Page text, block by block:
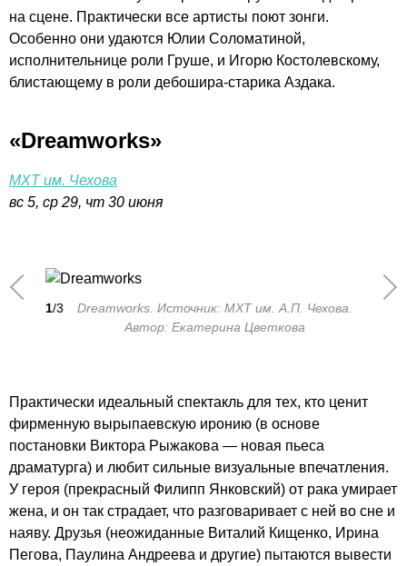
на сцене. Практически все артисты поют зонги.
Особенно они удаются Юлии Соломатиной,
исполнительнице роли Груше, и Игорю Костолевскому,
блистающему в роли дебошира-старика Аздака.
«Dreamworks»
МХТ им. Чехова
вс 5, ср 29, чт 30 июня
1/3
Dreamworks. Источник: МХТ им. А.П. Чехова.
Автор: Екатерина Цветкова
Практически идеальный спектакль для тех, кто ценит
фирменную вырыпаевскую иронию (в основе
постановки Виктора Рыжакова — новая пьеса
драматурга) и любит сильные визуальные впечатления.
У героя (прекрасный Филипп Янковский) от рака умирает
жена, и он так страдает, что разговаривает с ней во сне и
наяву. Друзья (неожиданные Виталий Кищенко, Ирина
Пегова, Паулина Андреева и другие) пытаются вывести